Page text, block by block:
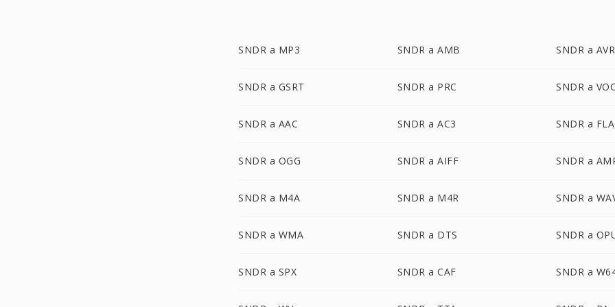
SNDR a MP3 SNDR a AMB SNDR a AVR
SNDR a GSRT SNDR a PRC SNDR a VOC
SNDR a AAC SNDR a AC3 SNDR a
SNDR a OGG SNDR a AIFF SNDR a
SNDR a M4A SNDR a M4R SNDR a
SNDR a WMA SNDR a DTS SNDR a
SNDR a SPX SNDR a CAF SNDR a